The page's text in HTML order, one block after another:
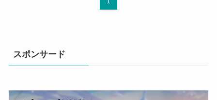
スポンサード